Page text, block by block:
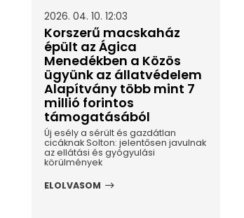
2026. 04. 10. 12:03
Korszerű macskaház
épült az Ágica
Menedékben a Közös
ügyünk az állatvédelem
Alapítvány több mint 7
millió forintos
támogatásából
Új esély a sérült és gazdátlan
cicáknak Solton: jelentősen javulnak
az ellátási és gyógyulási
körülmények
ELOLVASOM